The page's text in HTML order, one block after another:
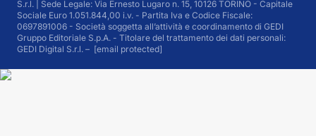
S.r.l. | Sede Legale: Via Ernesto Lugaro n. 15, 10126 TORINO - Capitale
Sociale Euro 1.051.844,00 i.v. - Partita Iva e Codice Fiscale:
0697891006 - Società soggetta all’attività e coordinamento di GEDI
Gruppo Editoriale S.p.A. - Titolare del trattamento dei dati personali:
GEDI Digital S.r.l. – [email protected]